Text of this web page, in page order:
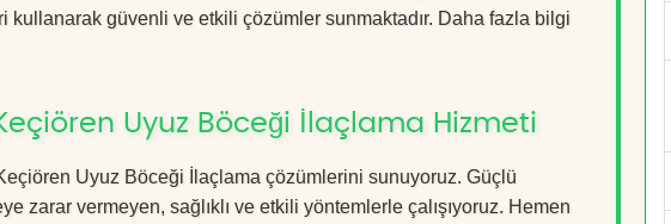
güvenli ve etkili çözümler sunmaktadır. Daha fazla bilgi
Uyuz Böceği İlaçlama Hizmeti
Uyuz Böceği İlaçlama çözümlerini sunuyoruz. Güçlü
zarar vermeyen, sağlıklı ve etkili yöntemlerle çalışıyoruz. Hemen